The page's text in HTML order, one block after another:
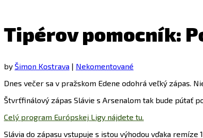
Tipérov pomocník:
by Šimon Kostrava | Nekomentované
Dnes večer sa v pražskom Edene odohrá veľký zápas.
Štvrťfinálový zápas Slávie s Arsenalom tak bude pútať
Celý program Európskej Ligy nájdete tu.
Slávia do zápasu vstupuje s istou výhodou vďaka